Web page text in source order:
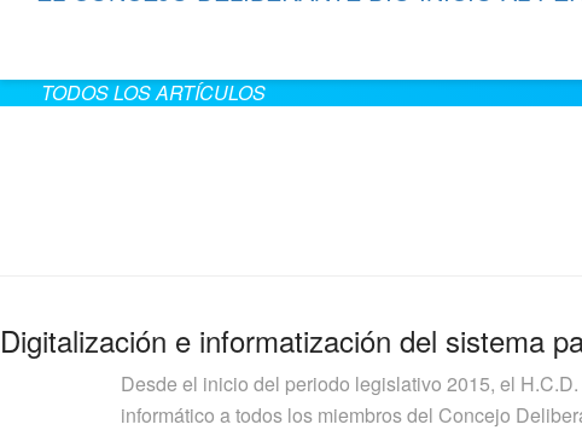
TODOS LOS ARTÍCULOS
Digitalización e informatización del sistema
Desde el inicio del periodo legislativo 2015, el
informático a todos los miembros del Concejo